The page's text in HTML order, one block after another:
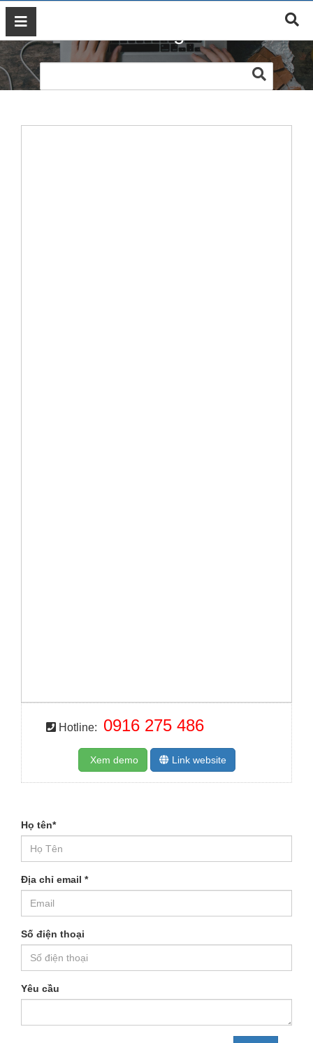
GIỚI
THIỆU
DỊCH
VỤ
Hotline: 0916 275 486
Xem demo Link website
Họ tên*
Địa chỉ email *
Số điện thoại
Yêu cầu